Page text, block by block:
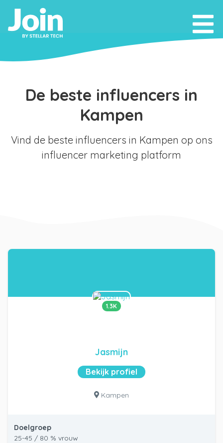
De beste influencers in
Kampen
Vind de beste influencers in Kampen op ons
influencer marketing platform
1.3K
Jasmijn
Bekijk profiel
Kampen
Doelgroep
25-45 / 80 % vrouw